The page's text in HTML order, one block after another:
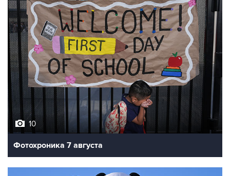
10
Фотохроника 7 августа